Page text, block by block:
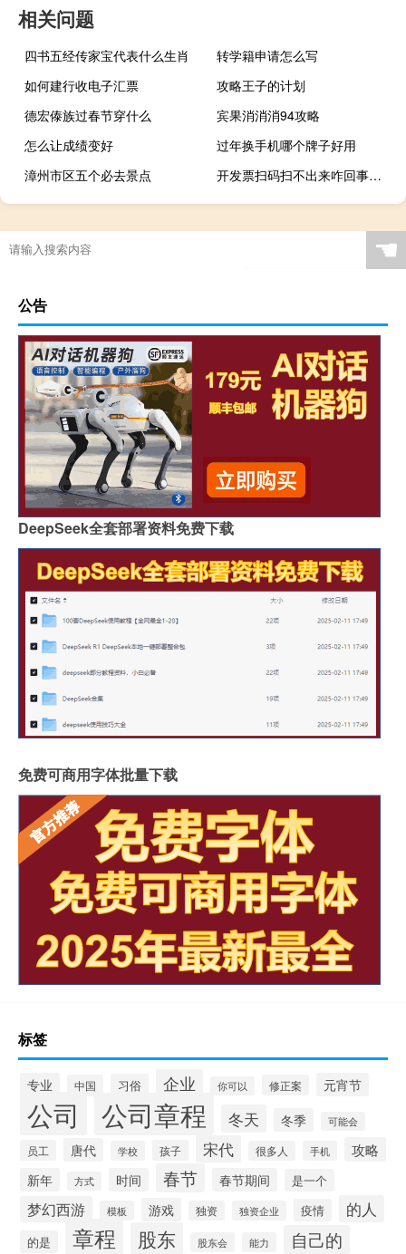
相关问题
四书五经传家宝代表什么生肖
转学籍申请怎么写
如何建行收电子汇票
攻略王子的计划
德宏傣族过春节穿什么
宾果消消消94攻略
怎么让成绩变好
过年换手机哪个牌子好用
漳州市区五个必去景点
开发票扫码扫不出来咋回事（为什么开发票二维码扫不出来怎么办）
☚
公告
DeepSeek全套部署资料免费下载
免费可商用字体批量下载
标签
专业 中国 习俗 企业 你可以 修正案 元宵节
公司 公司章程 冬天 冬季 可能会
员工 唐代 学校 孩子 宋代 很多人 手机 攻略
新年 方式 时间 春节 春节期间 是一个
梦幻西游 模板 游戏 独资 独资企业 疫情 的人
的是 章程 股东 股东会 能力 自己的